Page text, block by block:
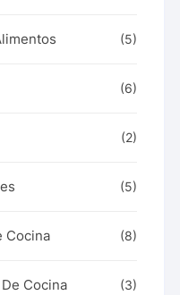
(5)
(6)
(2)
(5)
Cocina (8)
Cocina (3)